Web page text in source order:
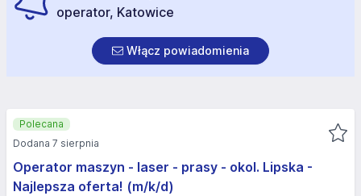
operator, Katowice
Włącz powiadomienia
Operator maszyn - laser - prasy - okol. Lipska -
Najlepsza oferta! (m/k/d)
Polecana
Dodana 7 sierpnia